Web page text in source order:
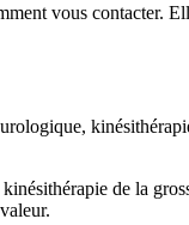
vous contacter.
de la